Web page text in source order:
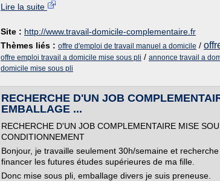
Lire la suite
Site : http://www.travail-domicile-complementaire.fr
Thèmes liés : offre d'emploi de travail manuel a domicile /
offre emploi travail a domicile mise sous pli / annonce travail a
domicile mise sous pli
RECHERCHE D'UN JOB
EMBALLAGE ...
RECHERCHE D'UN JOB COMPLEMENTAIRE MISE
CONDITIONNEMENT
Bonjour, je travaille seulement 30h/semaine et
financer les futures études supérieures de ma fille.
Donc mise sous pli, emballage divers je suis preneuse.